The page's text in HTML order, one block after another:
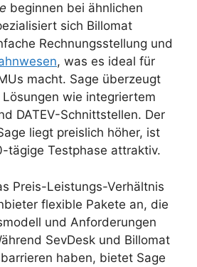
beginnen bei ähnlichen
sich Billomat
Rechnungsstellung und
, was es ideal für
macht. Sage überzeugt
wie integriertem
DATEV-Schnittstellen. Der
liegt preislich höher, ist
tägige Testphase attraktiv.
Preis-Leistungs-Verhältnis
flexible Pakete an, die
und Anforderungen
SevDesk und Billomat
haben, bietet Sage